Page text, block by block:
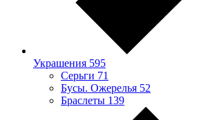
Украшения 595
Серьги 71
Бусы. Ожерелья 52
Браслеты 139